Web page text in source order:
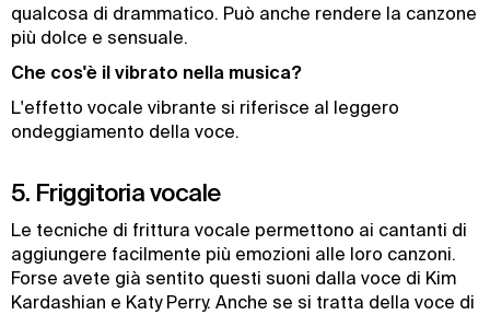
qualcosa di drammatico. Può anche rendere la canzone
più dolce e sensuale.
Che cos'è il vibrato nella musica?
L'effetto vocale vibrante si riferisce al leggero
ondeggiamento della voce.
5. Friggitoria vocale
Le tecniche di frittura vocale permettono ai cantanti di
aggiungere facilmente più emozioni alle loro canzoni.
Forse avete già sentito questi suoni dalla voce di Kim
Kardashian e Katy Perry. Anche se si tratta della voce di